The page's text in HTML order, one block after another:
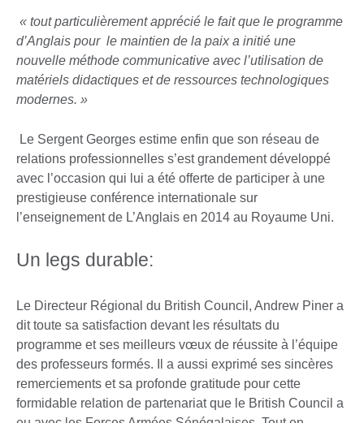
« tout particulièrement apprécié le fait que le programme
d’Anglais pour le maintien de la paix a initié une
nouvelle méthode communicative avec l’utilisation de
matériels didactiques et de ressources technologiques
modernes. »
Le Sergent Georges estime enfin que son réseau de
relations professionnelles s’est grandement développé
avec l’occasion qui lui a été offerte de participer à une
prestigieuse conférence internationale sur
l’enseignement de L’Anglais en 2014 au Royaume Uni.
Un legs durable:
Le Directeur Régional du British Council, Andrew Piner a
dit toute sa satisfaction devant les résultats du
programme et ses meilleurs vœux de réussite à l’équipe
des professeurs formés. Il a aussi exprimé ses sincères
remerciements et sa profonde gratitude pour cette
formidable relation de partenariat que le British Council a